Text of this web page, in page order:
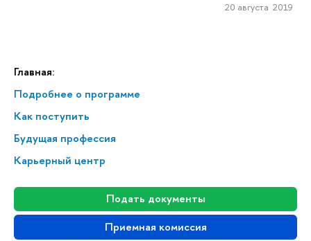
Главная:
Подробнее о программе
Как поступить
Будущая профессия
Карьерный центр
Подать документы
Приемная комиссия
20 августа 2019